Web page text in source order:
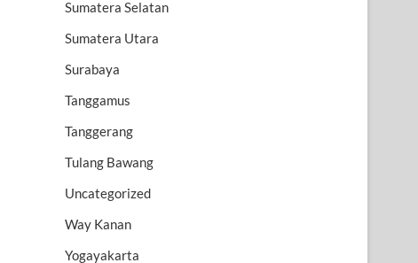
Sumatera Selatan
Sumatera Utara
Surabaya
Tanggamus
Tanggerang
Tulang Bawang
Uncategorized
Way Kanan
Yogayakarta